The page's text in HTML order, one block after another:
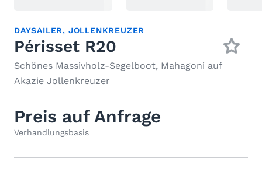
DAYSAILER, JOLLENKREUZER
Périsset R20
Schönes Massivholz-Segelboot, Mahagoni auf
Akazie Jollenkreuzer
Preis auf Anfrage
Verhandlungsbasis